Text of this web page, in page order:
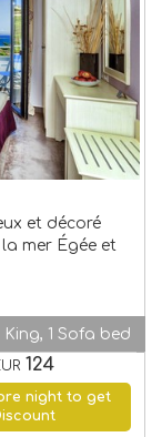
et décoré
mer Égée et
King, 1 Sofa bed
124
night to get